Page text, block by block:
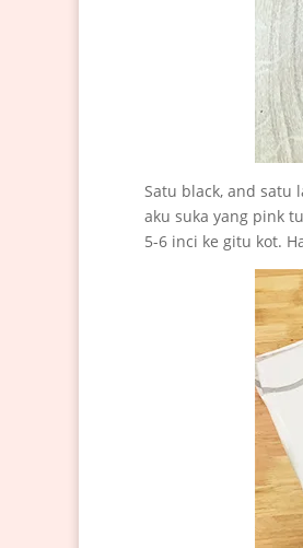
Satu black, and satu
aku suka yang pink
5-6 inci ke gitu kot.